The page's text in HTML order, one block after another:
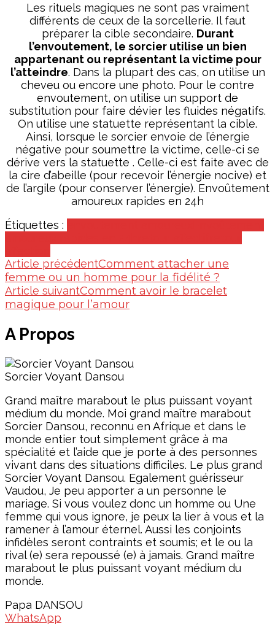
Les rituels magiques ne sont pas vraiment
différents de ceux de la sorcellerie. Il faut
préparer la cible secondaire. Durant
l’envoutement, le sorcier utilise un bien
appartenant ou représentant la victime pour
l’atteindre. Dans la plupart des cas, on utilise un
cheveu ou encore une photo. Pour le contre
envoutement, on utilise un support de
substitution pour faire dévier les fluides négatifs.
On utilise une statuette représentant la cible.
Ainsi, lorsque le sorcier envoie de l’énergie
négative pour soumettre la victime, celle-ci se
dérive vers la statuette . Celle-ci est faite avec de
la cire d’abeille (pour recevoir l’énergie nocive) et
de l’argile (pour conserver l’énergie). Envoûtement
amoureux rapides en 24h
Étiquettes :
Navigation
d’article
Article précédentComment attacher une
femme ou un homme pour la fidélité ?
Article suivantComment avoir le bracelet
magique pour l’amour
A Propos
Sorcier Voyant Dansou
Grand maître marabout le plus puissant voyant
médium du monde. Moi grand maître marabout
Sorcier Dansou, reconnu en Afrique et dans le
monde entier tout simplement grâce à ma
spécialité et l’aide que je porte à des personnes
vivant dans des situations difficiles. Le plus grand
Sorcier Voyant Dansou. Egalement guérisseur
Vaudou, Je peu apporter a un personne le
mariage. Si vous voulez donc un homme ou Une
femme qui vous ignore, je peux la lier à vous et la
ramener à l’amour éternel. Aussi les conjoints
infidèles seront contraints et soumis; et le ou la
rival (e) sera repoussé (e) à jamais. Grand maître
marabout le plus puissant voyant médium du
monde.
Papa DANSOU
WhatsApp